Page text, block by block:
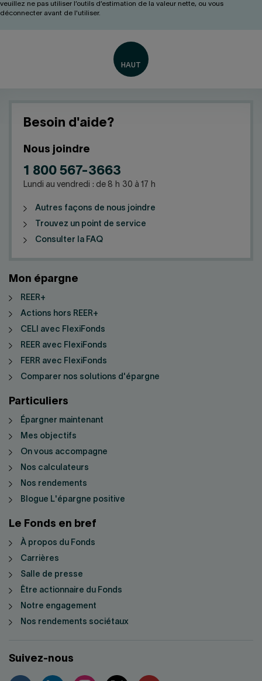
veuillez ne pas utiliser l’outils d’estimation de la valeur nette, ou vous
déconnecter avant de l'utiliser.
Besoin d'aide?
Nous joindre
1 800 567-3663
Lundi au vendredi : de 8 h 30 à 17 h
Autres façons de nous joindre
Trouvez un point de service
Consulter la FAQ
Mon épargne
REER+
Actions hors REER+
CELI avec FlexiFonds
REER avec FlexiFonds
FERR avec FlexiFonds
Comparer nos solutions d'épargne
Particuliers
Épargner maintenant
Mes objectifs
On vous accompagne
Nos calculateurs
Nos rendements
Blogue L'épargne positive
Le Fonds en bref
À propos du Fonds
Carrières
Salle de presse
Être actionnaire du Fonds
Notre engagement
Nos rendements sociétaux
Suivez-nous